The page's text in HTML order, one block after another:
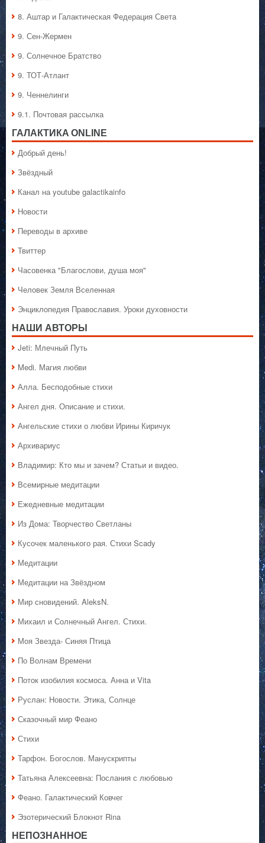
8. Аштар и Галактическая Федерация Света
9. Сен-Жермен
9. Солнечное Братство
9. ТОТ-Атлант
9. Ченнелинги
9.1. Почтовая рассылка
ГАЛАКТИКA ONLINE
Добрый день!
Звёздный
Канал на youtube galactikainfo
Новости
Переводы в архиве
Твиттер
Часовенка "Благослови, душа моя"
Человек Земля Вселенная
Энциклопедия Православия. Уроки духовности
НАШИ АВТОРЫ
Jeti: Млечный Путь
Medi. Магия любви
Алла. Бесподобные стихи
Ангел дня. Описание и стихи.
Ангельские стихи о любви Ирины Киричук
Архивариус
Владимир: Кто мы и зачем? Статьи и видео.
Всемирные медитации
Ежедневные медитации
Из Дома: Творчество Светланы
Кусочек маленького рая. Стихи Scady
Медитации
Медитации на Звёздном
Мир сновидений. AleksN.
Михаил и Солнечный Ангел. Стихи.
Моя Звезда- Синяя Птица
По Волнам Времени
Поток изобилия космоса. Анна и Vita
Руслан: Новости. Этика, Солнце
Сказочный мир Феано
Стихи
Тарфон. Богослов. Манускрипты
Татьяна Алексеевна: Послания с любовью
Феано. Галактический Ковчег
Эзотерический Блокнот Rina
НЕПОЗНАННОЕ